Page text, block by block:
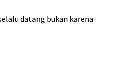
datang bukan karena